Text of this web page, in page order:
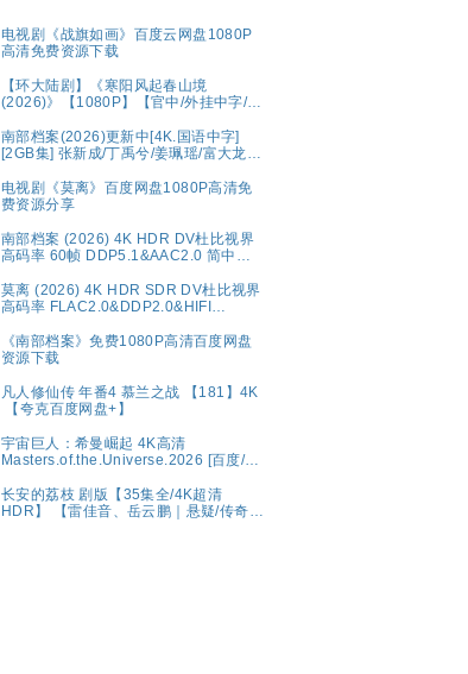
电视剧《战旗如画》百度云网盘1080P
高清免费资源下载
【环大陆剧】《寒阳风起春山境
(2026)》【1080P】【官中/外挂中字/三
南部档案(2026)更新中[4K.国语中字]
[2GB集] 张新成/丁禹兮/姜珮瑶/富大龙/
电视剧《莫离》百度网盘1080P高清免
费资源分享
南部档案‎ (2026) 4K HDR DV杜比视界
高码率 60帧 DDP5.1&AAC2.0 简中字
莫离‎ (2026) 4K HDR SDR DV杜比视界
高码率 FLAC2.0&DDP2.0&HIFI
6GB】
《南部档案》免费1080P高清百度网盘
资源下载
凡人修仙传 年番4 慕兰之战 【181】4K
【夸克百度网盘+】
宇宙巨人：希曼崛起 4K高清
Masters.of.the.Universe.2026 [百度/夸
长安的荔枝 剧版【35集全/4K超清
HDR】 【雷佳音、岳云鹏｜悬疑/传奇】